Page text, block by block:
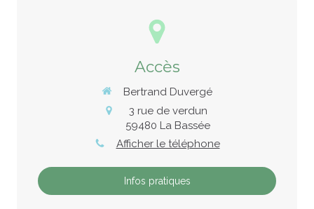
Accès
Bertrand Duvergé
3 rue de verdun
59480 La Bassée
Afficher le téléphone
Infos pratiques